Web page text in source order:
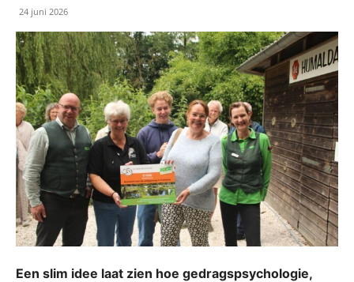
24 juni 2026
Een slim idee laat zien hoe gedragspsychologie,